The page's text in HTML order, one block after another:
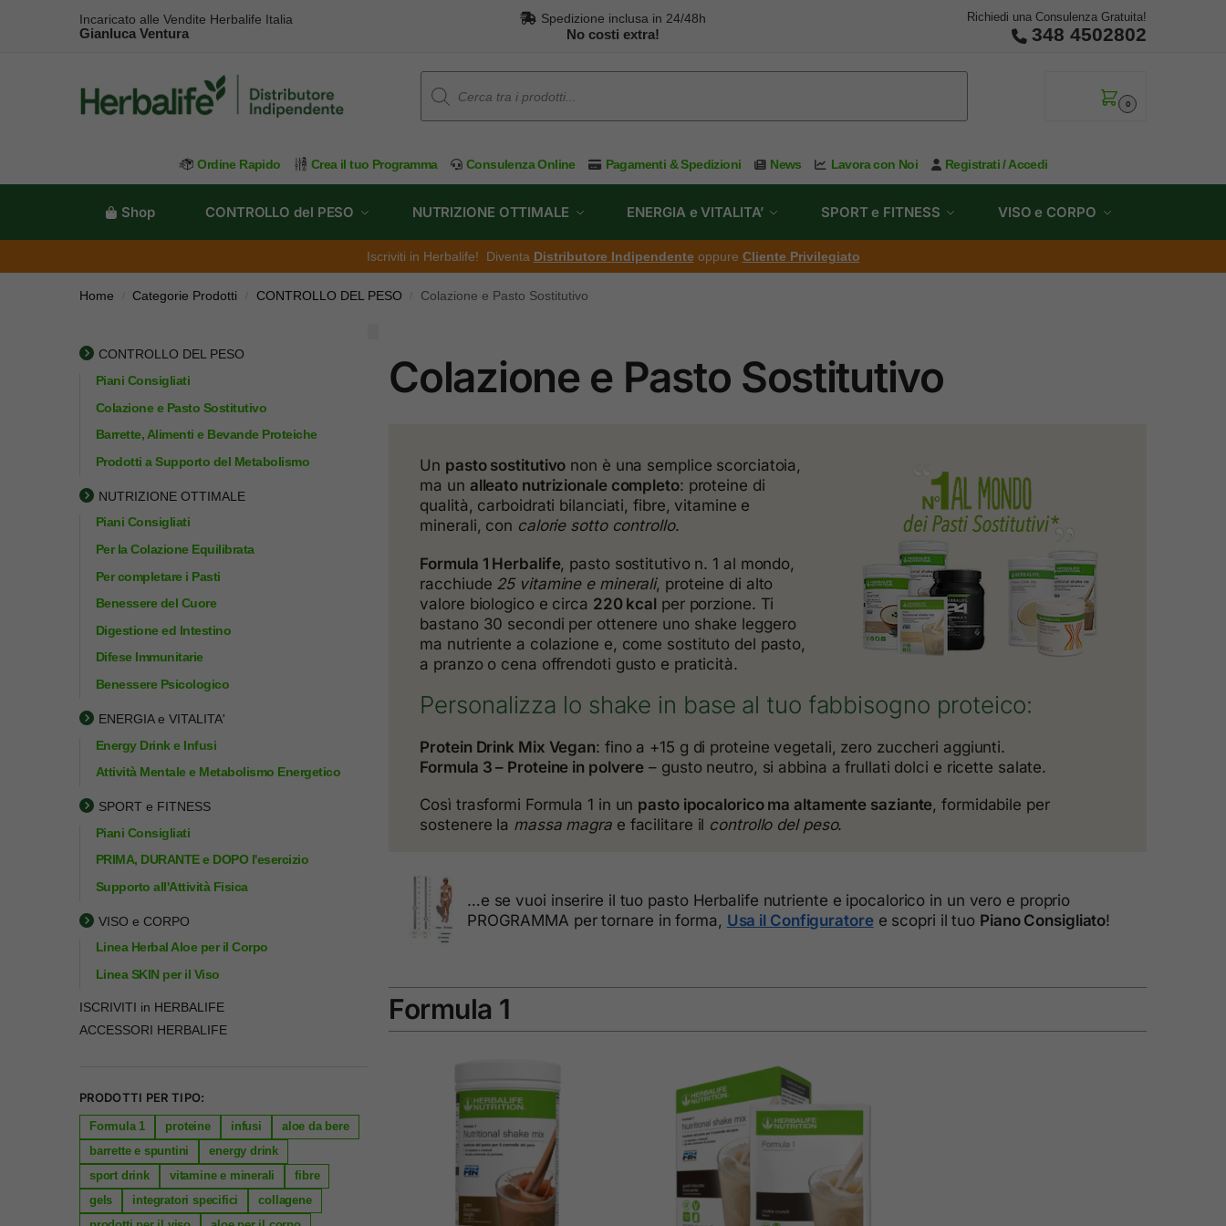
Incaricato alle Vendite Herbalife Italia
Gianluca Ventura
Spedizione inclusa in 24/48h
No costi extra!
Richiedi una Consulenza Gratuita!
348 4502802
Ordine Rapido Crea il tuo Programma Consulenza Online Pagamenti & Spedizioni News Lavora con Noi Registrati / Accedi
0
Shop CONTROLLO del PESO NUTRIZIONE OTTIMALE ENERGIA e VITALITA’ SPORT e FITNESS VISO e CORPO
Iscriviti in Herbalife! Diventa Distributore Indipendente oppure Cliente Privilegiato
Home Categorie Prodotti CONTROLLO DEL PESO Colazione e Pasto Sostitutivo
Colazione e Pasto Sostitutivo
Un pasto sostitutivo non è una semplice scorciatoia,
ma un alleato nutrizionale completo: proteine di
qualità, carboidrati bilanciati, fibre, vitamine e
minerali, con calorie sotto controllo.
Formula 1 Herbalife, pasto sostitutivo n. 1 al mondo,
racchiude 25 vitamine e minerali, proteine di alto
valore biologico e circa 220 kcal per porzione. Ti
bastano 30 secondi per ottenere uno shake leggero
ma nutriente a colazione e, come sostituto del pasto,
a pranzo o cena offrendoti gusto e praticità.
Personalizza lo shake in base al tuo fabbisogno proteico:
Protein Drink Mix Vegan: fino a +15 g di proteine vegetali, zero zuccheri aggiunti.
Formula 3 – Proteine in polvere – gusto neutro, si abbina a frullati dolci e ricette salate.
Così trasformi Formula 1 in un pasto ipocalorico ma altamente saziante, formidabile per
sostenere la massa magrae facilitare il controllo del peso.
…e se vuoi inserire il tuo pasto Herbalife nutriente e ipocalorico in un vero e proprio
PROGRAMMA per tornare in forma, Usa il Configuratoree scopri il tuo Piano Consigliato!
Formula 1
CONTROLLO DEL PESO
Piani Consigliati
Colazione e Pasto Sostitutivo
Barrette, Alimenti e Bevande Proteiche
Prodotti a Supporto del Metabolismo
NUTRIZIONE OTTIMALE
Piani Consigliati
Per la Colazione Equilibrata
Per completare i Pasti
Benessere del Cuore
Digestione ed Intestino
Difese Immunitarie
Benessere Psicologico
ENERGIA e VITALITA'
Energy Drink e Infusi
Attività Mentale e Metabolismo Energetico
SPORT e FITNESS
Piani Consigliati
PRIMA, DURANTE e DOPO l'esercizio
Supporto all'Attività Fisica
VISO e CORPO
Linea Herbal Aloe per il Corpo
Linea SKIN per il Viso
ISCRIVITI in HERBALIFE
ACCESSORI HERBALIFE
PRODOTTI PER TIPO:
Formula 1 proteine infusi
aloe da bere
barrette e spuntini
energy drink
sport drink
vitamine e minerali
fibre
gels
integratori specifici
collagene